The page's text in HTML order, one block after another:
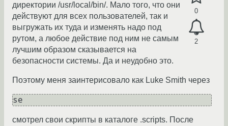
0
2
директории /usr/local/bin/. Мало того, что они
действуют для всех пользователей, так и
выгружать их туда и изменять надо под
рутом, а любое действие под ним не самым
лучшим образом сказывается на
безопасности системы. Да и неудобно это.
Поэтому меня заинтерисовало как Luke Smith через
смотрел свои скрипты в каталоге .scripts. После